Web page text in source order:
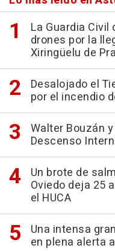
La Guardia
drones por la
Xiringüelu de
Desalojado el
por el incendio
Walter Bouzán
Descenso
Un brote de
Oviedo deja 25
el HUCA
Una intensa
en plena alerta